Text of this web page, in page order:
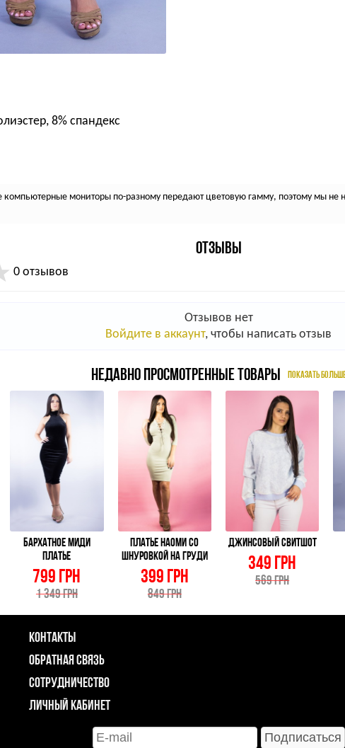
8% спандекс
мониторы по-разному передают цветовую гамму, поэтому мы не
ОТЗЫВЫ
0 отзывов
Отзывов нет
Войдите в аккаунт, чтобы написать отзыв
НЕДАВНО ПРОСМОТРЕННЫЕ ТОВАРЫ ПОКАЗАТЬ
БАРХАТНОЕ МИДИ
ПЛАТЬЕ
799 ГРН
1 349 ГРН
ПЛАТЬЕ НАОМИ СО
ШНУРОВКОЙ НА ГРУДИ
399 ГРН
849 ГРН
ДЖИНСОВЫЙ СВИТШОТ
349 ГРН
569 ГРН
КОНТАКТЫ
ОБРАТНАЯ СВЯЗЬ
СОТРУДНИЧЕСТВО
ЛИЧНЫЙ КАБИНЕТ
Подписаться